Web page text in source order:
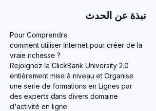
نبذة عن الحدث
Pour Comprendre
comment utiliser Internet pour créer de la
Rejoignez la ClickBank University 2.0
entièrement mise à niveau et Organise
une serie de formations en Lignes par
des experts dans divers domaine
d'activité en ligne